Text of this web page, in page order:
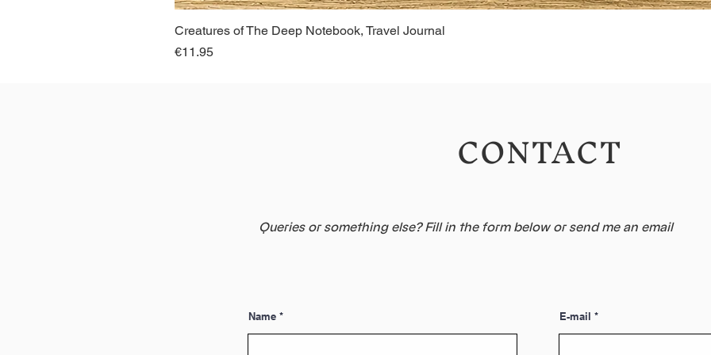
Creatures of The Deep Notebook, Travel Journal
Price
€11.95
CONTACT
Queries or something else? Fill in the form below or send me an email
Name E-mail